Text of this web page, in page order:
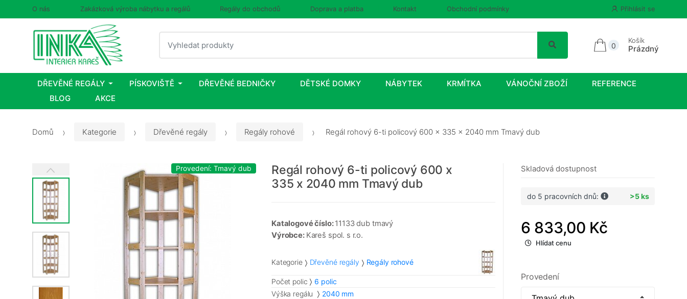
O nás Zakázková výroba nábytku a regálů Regály do obchodů Doprava a platba Kontakt Obchodní podmínky Přihlásit se
Vyhledat
0
Košík
Prázdný
DŘEVĚNÉ REGÁLY PÍSKOVIŠTĚ DŘEVĚNÉ BEDNIČKY DĚTSKÉ DOMKY NÁBYTEK KRMÍTKA VÁNOČNÍ ZBOŽÍ
REFERENCE
BLOG
AKCE
Domů Kategorie Dřevěné regály Regály rohové Regál rohový 6-ti policový 600 x 335 x 2040 mm Tmavý dub
Provedení: Tmavý dub
Regál rohový 6-ti policový 600 x
335 x 2040 mm Tmavý dub
Katalogové číslo:11133 dub tmavý
Výrobce: Kareš spol. s r.o.
Kategorie Dřevěné regály Regály rohové
Počet polic
6 polic
Výška regálu
2040 mm
Skladová dostupnost
do 5 pracovních dnů: >5 ks
6 833,00 Kč
Hlídat cenu
Provedení